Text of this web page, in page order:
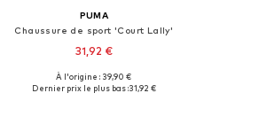
PUMA
Chaussure de sport 'Court Lally'
31,92 €
Tailles disponibles: 39, 40
À l'origine : 39,90 €
Dernier prix le plus bas :31,92 €